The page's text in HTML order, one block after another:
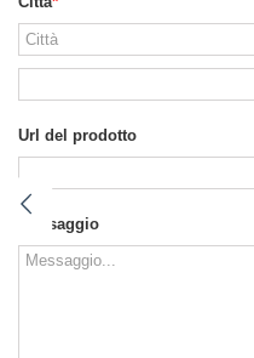
Url del prodotto
Messaggio